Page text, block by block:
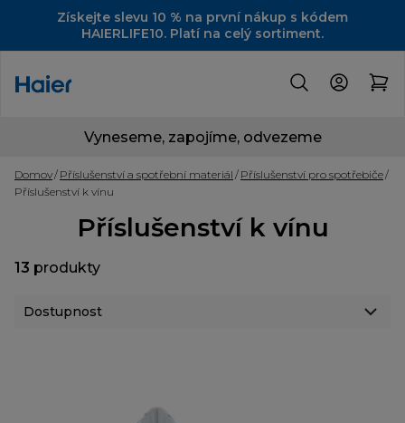
Získejte slevu 10 % na první nákup s kódem
HAIERLIFE10. Platí na celý sortiment.
Vyneseme, zapojíme, odvezeme
Domov Příslušenství a spotřební materiál
Příslušenství pro spotřebiče
Příslušenství k vínu
Příslušenství k vínu
13 produkty